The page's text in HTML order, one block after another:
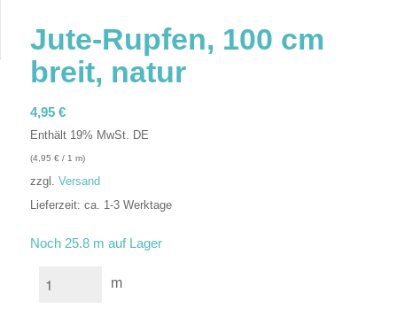
Jute-Rupfen, 100 cm
breit, natur
4,95 €
Enthält 19% MwSt. DE
(4,95 €/ 1 m)
zzgl. Versand
Lieferzeit: ca. 1-3 Werktage
Noch 25.8 m auf Lager
m